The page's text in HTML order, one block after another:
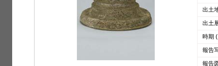
出土
出土
時期
報告
報告